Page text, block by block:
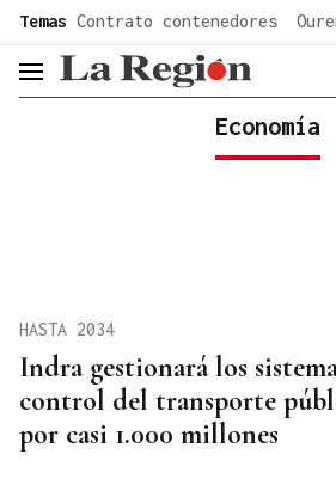
Temas Contrato contenedores
header.menu.open
Economía
Indra gestionará los
control del transporte
por casi 1.000 millones
HASTA 2034